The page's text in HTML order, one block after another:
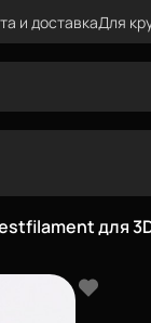
и доставкаДля
для